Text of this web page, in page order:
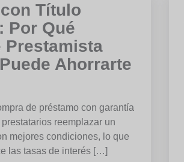
Título
Por Qué
Prestamista
Ahorrarte
de préstamo con garantía
reemplazar un
mejores condiciones, lo que
las tasas de interés […]